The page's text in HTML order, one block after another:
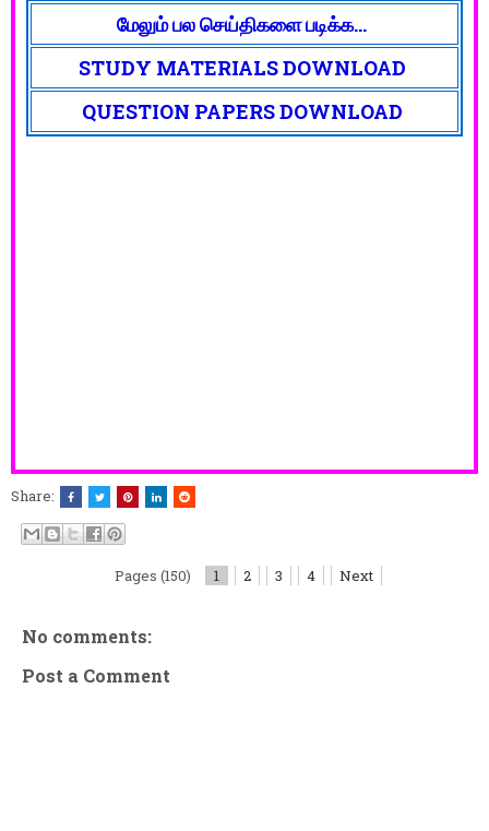
மேலும் பல செய்திகளை படிக்க...
STUDY MATERIALS DOWNLOAD
QUESTION PAPERS DOWNLOAD
Share:
Pages (150) 1 2 3 4 Next
No comments:
Post a Comment